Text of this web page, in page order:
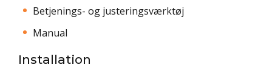
Betjenings- og justeringsværktøj
Manual
Installation